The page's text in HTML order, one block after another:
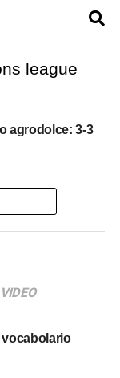
league
agrodolce: 3-3
VIDEO
vocabolario